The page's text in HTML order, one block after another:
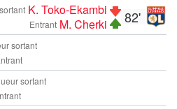
82'
K. Toko-Ekambi
Entrant M. Cherki
sortant
sortant